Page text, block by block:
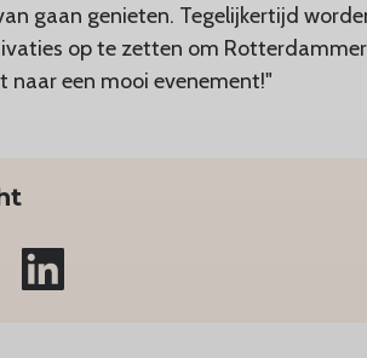
gaan genieten. Tegelijkertijd
op te zetten om
naar een mooi evenement!"